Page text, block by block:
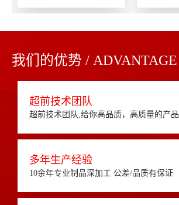
我们的优势 / ADVANTAGE
超前技术团队
超前技术团队,给你高品质，高质量的产品
多年生产经验
10余年专业制品深加工 公差/品质有保证